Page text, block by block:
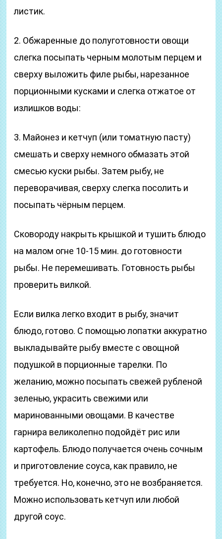
листик.
2. Обжаренные до полуготовности овощи
слегка посыпать черным молотым перцем и
сверху выложить филе рыбы, нарезанное
порционными кусками и слегка отжатое от
излишков воды:
3. Майонез и кетчуп (или томатную пасту)
смешать и сверху немного обмазать этой
смесью куски рыбы. Затем рыбу, не
переворачивая, сверху слегка посолить и
посыпать чёрным перцем.
Сковороду накрыть крышкой и тушить блюдо
на малом огне 10-15 мин. до готовности
рыбы. Не перемешивать. Готовность рыбы
проверить вилкой.
Если вилка легко входит в рыбу, значит
блюдо, готово. С помощью лопатки аккуратно
выкладывайте рыбу вместе с овощной
подушкой в порционные тарелки. По
желанию, можно посыпать свежей рубленой
зеленью, украсить свежими или
маринованными овощами. В качестве
гарнира великолепно подойдёт рис или
картофель. Блюдо получается очень сочным
и приготовление соуса, как правило, не
требуется. Но, конечно, это не возбраняется.
Можно использовать кетчуп или любой
другой соус.